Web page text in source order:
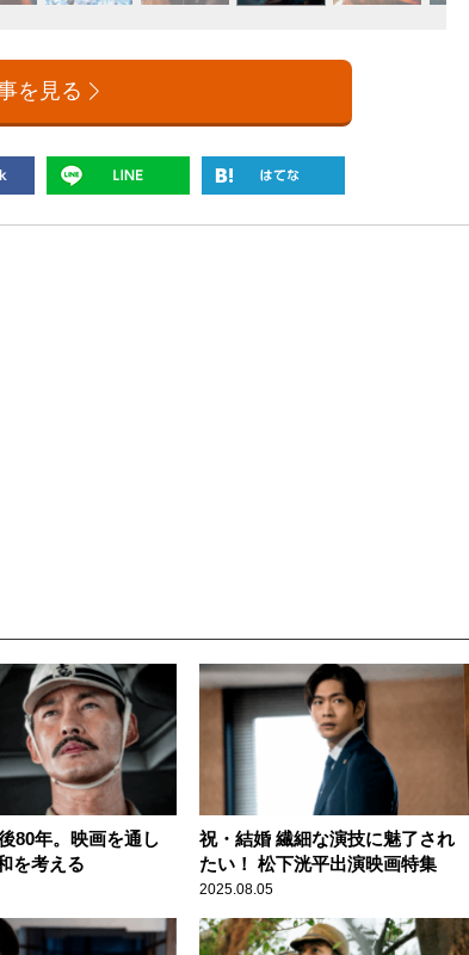
を見る
80年。映画を通し
を考える
祝・結婚 繊細な演技に魅了され
たい！ 松下洸平出演映画特集
2025.08.05